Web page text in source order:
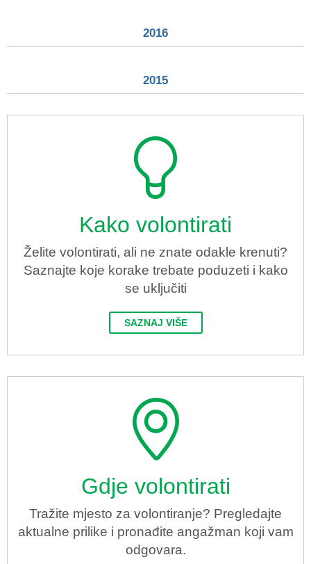
2016
2015
Kako volontirati
Želite volontirati, ali ne znate odakle krenuti?
Saznajte koje korake trebate poduzeti i kako
se uključiti
SAZNAJ VIŠE
Gdje volontirati
Tražite mjesto za volontiranje? Pregledajte
aktualne prilike i pronađite angažman koji vam
odgovara.